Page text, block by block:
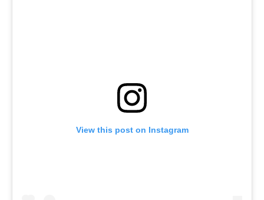
View this post on Instagram